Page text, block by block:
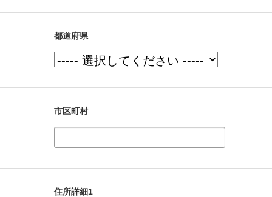
都道府県
市区町村
住所詳細1